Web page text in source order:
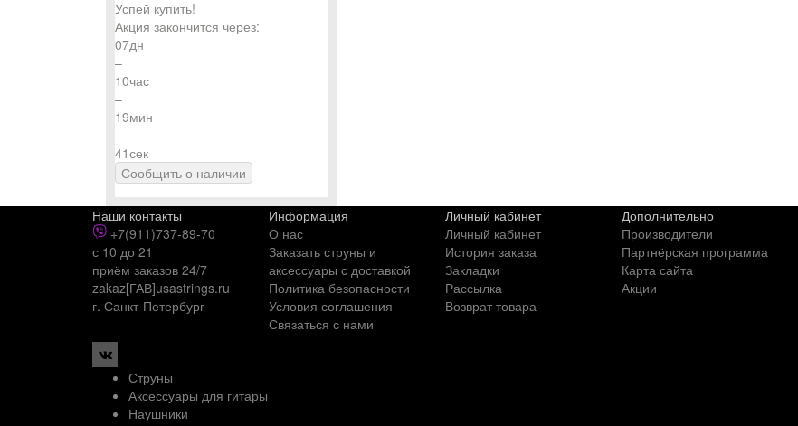
Успей купить!
Акция закончится через:
07дн
–
10час
–
19мин
–
40сек
Сообщить о наличии
Наши контакты
+7(911)737-89-70
с 10 до 21
приём заказов 24/7
zakaz[ГАВ]usastrings.ru
г. Санкт-Петербург
Информация
О нас
Заказать струны и
аксессуары с доставкой
Политика безопасности
Условия соглашения
Связаться с нами
Личный кабинет
Личный кабинет
История заказа
Закладки
Рассылка
Возврат товара
Дополнительно
Производители
Партнёрская программа
Карта сайта
Акции
Струны
Аксессуары для гитары
Наушники